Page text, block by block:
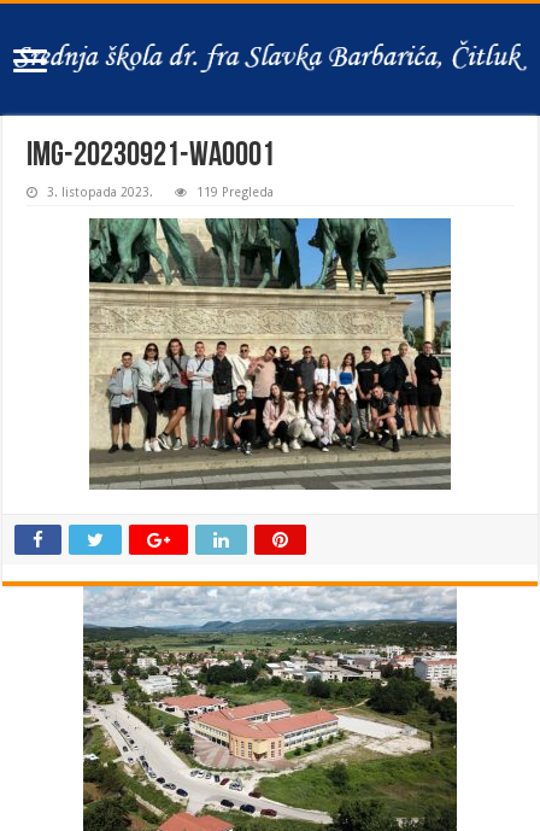
IMG-20230921-WA0001
3. listopada 2023. 119 Pregleda